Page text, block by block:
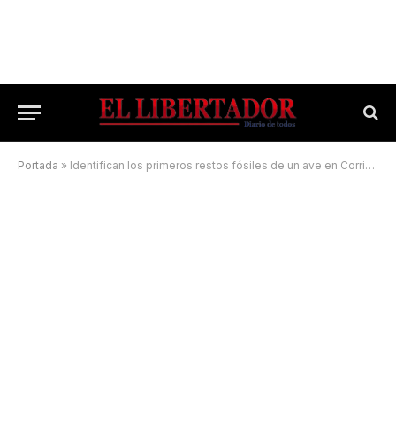
Portada » Identifican los primeros restos fósiles de un ave en Corrientes